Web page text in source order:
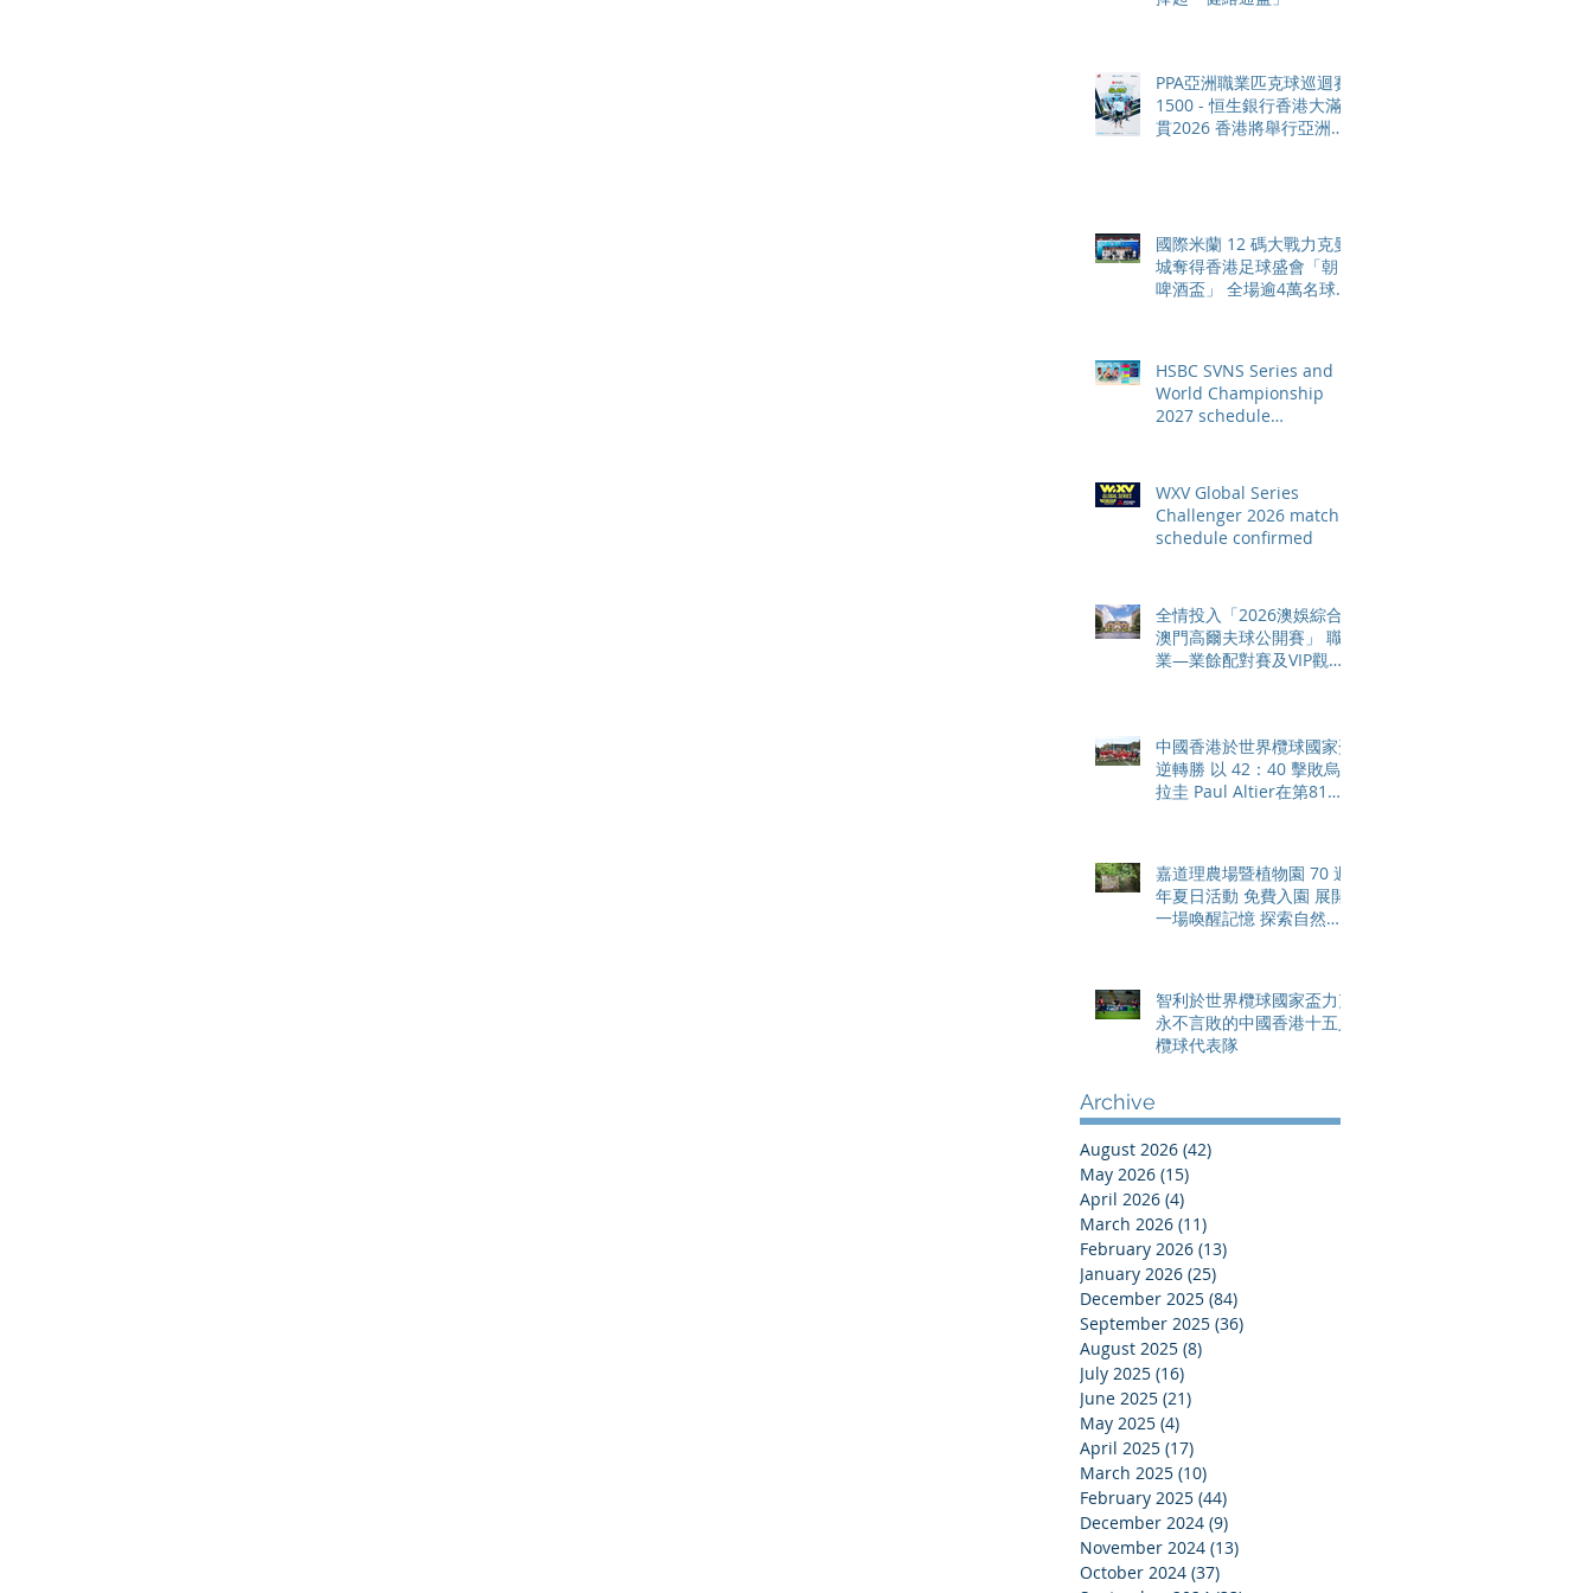
PPA亞洲職業匹克球巡迴賽
1500 - 恒生銀行香港大滿
貫2026 香港將舉行亞洲首
國際米蘭 12 碼大戰力克曼
城奪得香港足球盛會「朝日
啤酒盃」 全場逾4萬名球迷
HSBC SVNS Series and
World Championship
2027 schedule
pace
WXV Global Series
Challenger 2026 match
schedule confirmed
全情投入「2026澳娛綜合
澳門高爾夫球公開賽」 職
業—業餘配對賽及VIP觀賽
中國香港於世界欖球國家盃
逆轉勝 以 42：40 擊敗烏
拉圭 Paul Altier在第81分
嘉道理農場暨植物園 70 週
年夏日活動 免費入園 展開
一場喚醒記憶 探索自然與
智利於世界欖球國家盃力克
永不言敗的中國香港十五人
欖球代表隊
Archive
August 2026 (42)
May 2026 (15)
April 2026 (4)
March 2026 (11)
February 2026 (13)
January 2026 (25)
December 2025 (84)
September 2025 (36)
August 2025 (8)
July 2025 (16)
June 2025 (21)
May 2025 (4)
April 2025 (17)
March 2025 (10)
February 2025 (44)
December 2024 (9)
November 2024 (13)
October 2024 (37)